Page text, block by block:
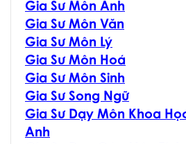
Gia Sư Môn Anh
Gia Sư Môn Văn
Gia Sư Môn Lý
Gia Sư Môn Hoá
Gia Sư Môn Sinh
Gia Sư Song Ngữ
Gia Sư Dạy Môn Khoa
Anh